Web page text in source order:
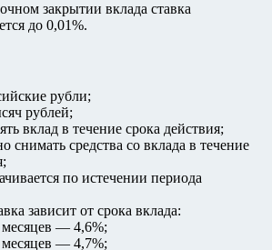
закрытии вклада ставка
до 0,01%.
рубли;
рублей;
вклад в течение срока действия;
снимать средства со вклада в течение
по истечении периода
зависит от срока вклада:
месяцев — 4,6%;
месяцев — 4,7%;